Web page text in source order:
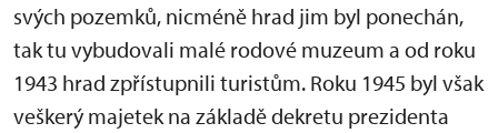
svých pozemků, nicméně hrad jim byl ponechán,
tak tu vybudovali malé rodové muzeum a od roku
1943 hrad zpřístupnili turistům. Roku 1945 byl však
veškerý majetek na základě dekretu prezidenta